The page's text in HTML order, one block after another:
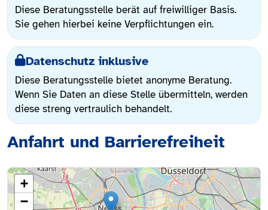
Diese Beratungsstelle berät auf freiwilliger Basis.
Sie gehen hierbei keine Verpflichtungen ein.
Datenschutz inklusive
Diese Beratungsstelle bietet anonyme Beratung.
Wenn Sie Daten an diese Stelle übermitteln, werden
diese streng vertraulich behandelt.
Anfahrt und Barrierefreiheit
+
−